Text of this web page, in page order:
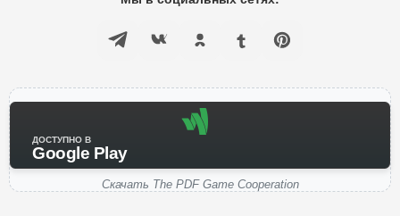
ДОСТУПНО В
Google Play
Скачать The PDF Game Cooperation